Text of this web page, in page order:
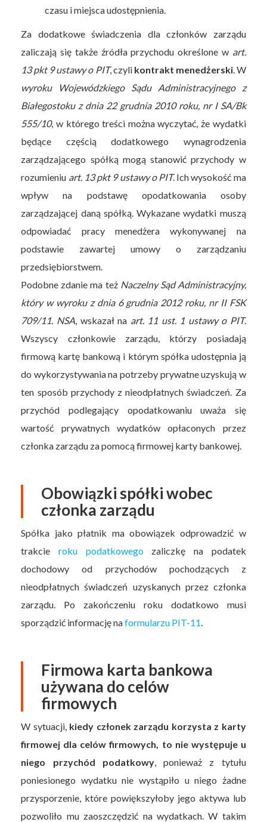
czasu i miejsca udostępnienia.
Za dodatkowe świadczenia dla członków zarządu
zaliczają się także źródła przychodu określone w art.
13 pkt 9 ustawy o PIT, czyli kontrakt menedżerski. W
wyroku Wojewódzkiego Sądu Administracyjnego z
Białegostoku z dnia 22 grudnia 2010 roku, nr I SA/Bk
555/10, w którego treści można wyczytać, że wydatki
będące częścią dodatkowego wynagrodzenia
zarządzającego spółką mogą stanowić przychody w
rozumieniu art. 13 pkt 9 ustawy o PIT. Ich wysokość ma
wpływ na podstawę opodatkowania osoby
zarządzającej daną spółką. Wykazane wydatki muszą
odpowiadać pracy menedżera wykonywanej na
podstawie zawartej umowy o zarządzaniu
przedsiębiorstwem.
Podobne zdanie ma też Naczelny Sąd Administracyjny,
który w wyroku z dnia 6 grudnia 2012 roku, nr II FSK
709/11. NSA , wskazał na art. 11 ust. 1 ustawy o PIT.
Wszyscy członkowie zarządu, którzy posiadają
firmową kartę bankową i którym spółka udostępnia ją
do wykorzystywania na potrzeby prywatne uzyskują w
ten sposób przychody z nieodpłatnych świadczeń. Za
przychód podlegający opodatkowaniu uważa się
wartość prywatnych wydatków opłaconych przez
członka zarządu za pomocą firmowej karty bankowej.
Obowiązki spółki wobec
członka zarządu
Spółka jako płatnik ma obowiązek odprowadzić w
trakcieroku podatkowegozaliczkę na podatek
dochodowy od przychodów pochodzących z
nieodpłatnych świadczeń uzyskanych przez członka
zarządu. Po zakończeniu roku dodatkowo musi
sporządzić informację naformularzu PIT-11
Firmowa karta bankowa
używana do celów
firmowych
W sytuacji, kiedy członek zarządu korzysta z karty
firmowej dla celów firmowych, to nie występuje u
niego przychód podatkowy, ponieważ z tytułu
poniesionego wydatku nie wystąpiło u niego żadne
przysporzenie, które powiększyłoby jego aktywa lub
pozwoliło mu zaoszczędzić na wydatkach. W takim